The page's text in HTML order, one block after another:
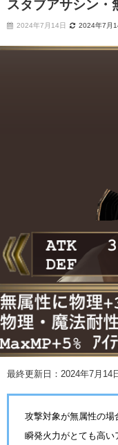
スタブアサシン・
2024年7月14日 2024年7月
最終更新日：2024年7月14
攻撃対象が無属性の場
瞬発火力がとても高い